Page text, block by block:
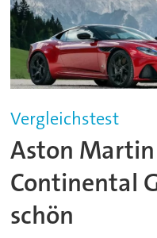
Vergleichstest
Aston Martin
Continental
schön